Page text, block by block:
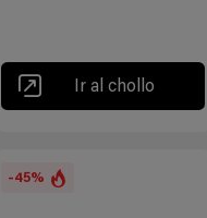
Ir al chollo
-45%